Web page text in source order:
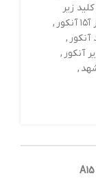
زیر
,
,
آنکور ,
,